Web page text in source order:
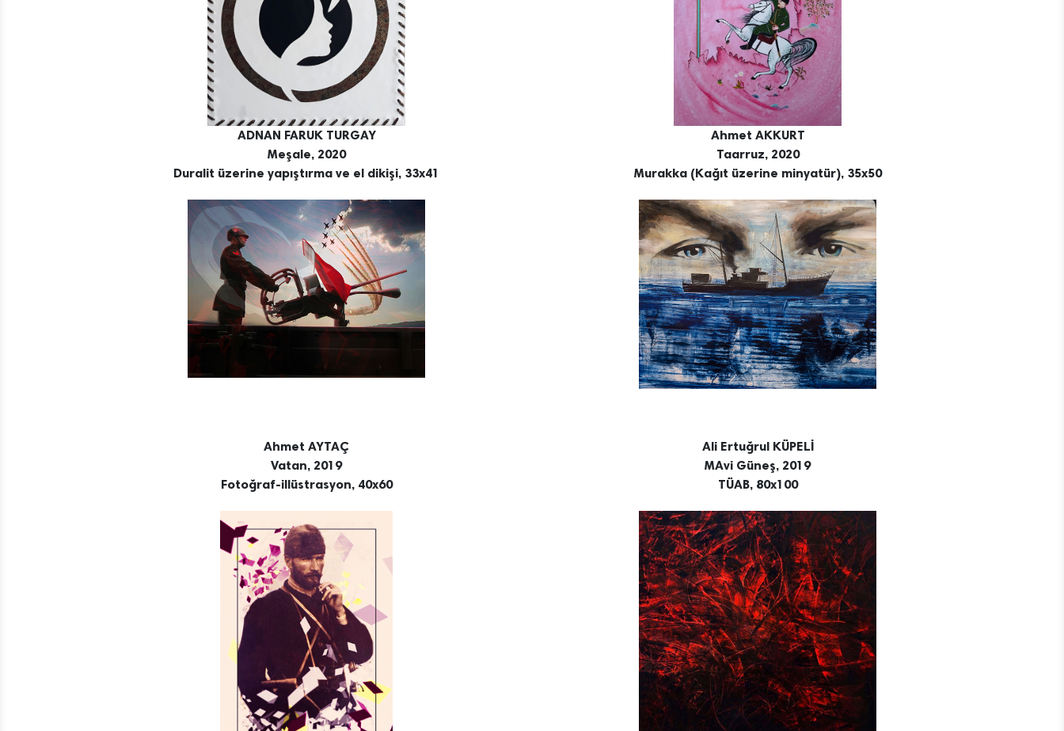
ADNAN FARUK TURGAY
Meşale, 2020
Duralit üzerine yapıştırma ve el dikişi, 33x41
Ahmet AKKURT
Taarruz, 2020
Murakka (Kağıt üzerine minyatür), 35x50
Ahmet AYTAÇ
Vatan, 2019
Fotoğraf-illüstrasyon, 40x60
Ali Ertuğrul KÜPELİ
MAvi Güneş, 2019
TÜAB, 80x100